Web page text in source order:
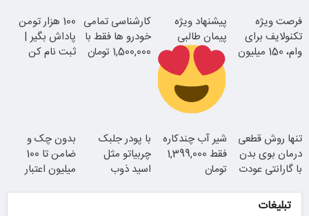
ضامن؛ همین
امروز اقدام کن
جوان شو
بهره
فرصت ویژه
تکنولایف برای
وام، 150 میلیون
پیشنهاد ویژه
پیمان طالبی
با تخفیف ویژه
کارشناسی تمامی
خودرو ها فقط با
1,500,000 تومان
100 هزار تومن
پاداش بگیر |
ثبت نام کن
تنها روش قطعی
درمان بوی بدن
با گارانتی عودت
شیر آب چندکاره
فقط 1,399,000
تومان
با پودر جلبک
چربیاتو مثل
اسید ذوب
بدون چک و
ضامن تا 100
میلیون اعتبار
تبلیغات